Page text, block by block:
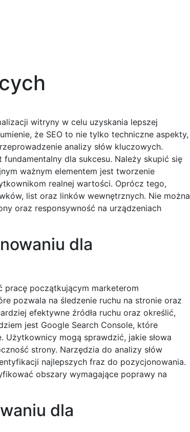
witryny w celu uzyskania lepszej
że SEO to nie tylko techniczne aspekty,
analizy słów kluczowych.
dla sukcesu. Należy skupić się
ważnym elementem jest tworzenie
realnej wartości. Oprócz tego,
list oraz linków wewnętrznych. Nie można
oraz responsywność na urządzeniach
dla
pracę początkującym marketerom
pozwala na śledzenie ruchu na stronie oraz
efektywne źródła ruchu oraz określić,
jest Google Search Console, które
mogą sprawdzić, jakie słowa
strony. Narzędzia do analizy słów
najlepszych fraz do pozycjonowania.
obszary wymagające poprawy na
dla